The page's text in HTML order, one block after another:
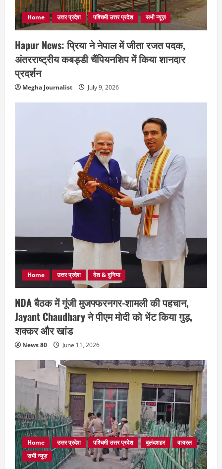
Home उत्तर प्रदेश पश्चिमी उत्तर प्रदेश सभी न्यूज़
Hapur News: प्रिया ने नेपाल में जीता रजत पदक,
अंतरराष्ट्रीय कबड्डी चैंपियनशिप में किया शानदार
प्रदर्शन
Megha Journalist July 9, 2026
Home उत्तर प्रदेश देश & दुनिया
NDA बैठक में गूंजी मुजफ्फरनगर-शामली की पहचान,
Jayant Chaudhary ने पीएम मोदी को भेंट किया गुड़,
शक्कर और खांड
News 80 June 11, 2026
Home उत्तर प्रदेश पश्चिमी उत्तर प्रदेश बुलंदशहर
वायरल
सभी न्यूज़